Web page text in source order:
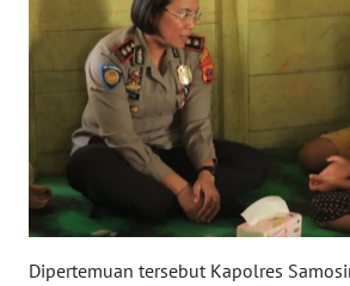
Dipertemuan tersebut Kapolres
SULSEL
WN
GORONTALO
WN
SULUT